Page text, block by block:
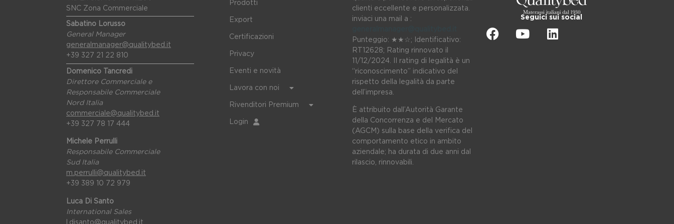
SNC Zona Commerciale
Sabatino Lorusso
General Manager
generalmanager@qualitybed.it
+39 327 21 22 810
Domenico Tancredi
Direttore Commerciale e
Responsabile Commerciale
Nord Italia
commerciale@qualitybed.it
+39 327 78 17 444
Michele Perrulli
Responsabile Commerciale
Sud Italia
m.perrulli@qualitybed.it
+39 389 10 72 979
Luca Di Santo
International Sales
l.disanto@qualitybed.it
Prodotti
Export
Certificazioni
Privacy
Eventi e novità
Lavora con noi
Rivenditori Premium
Login
clienti eccellente e personalizzata.
inviaci una mail a :
Punteggio: ★★☆; Identificativo:
RT12628; Rating rinnovato il
11/12/2024. II rating di legalità è un
“riconoscimento” indicativo del
rispetto della legalità da parte
dell’impresa.
È attribuito dall’Autorità Garante
della Concorrenza e del Mercato
(AGCM) sulla base della verifica del
comportamento etico in ambito
aziendale; ha durata di due anni dal
rilascio, rinnovabili.
Seguici sui social